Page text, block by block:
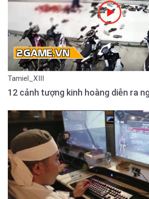
Tamiel_XIII
12 cảnh tượng kinh hoàng diễn ra